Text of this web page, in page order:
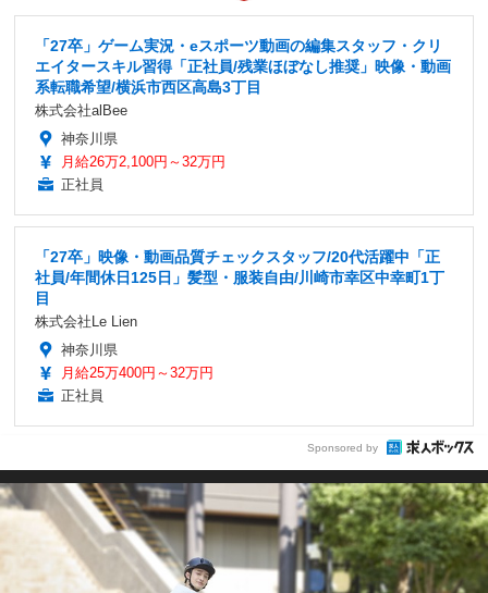
「27卒」ゲーム実況・eスポーツ動画の編集スタッフ・クリ
エイタースキル習得「正社員/残業ほぼなし推奨」映像・動画
系転職希望/横浜市西区高島3丁目
株式会社alBee
神奈川県
月給26万2,100円～32万円
正社員
「27卒」映像・動画品質チェックスタッフ/20代活躍中「正
社員/年間休日125日」髪型・服装自由/川崎市幸区中幸町1丁
目
株式会社Le Lien
神奈川県
月給25万400円～32万円
正社員
Sponsored by